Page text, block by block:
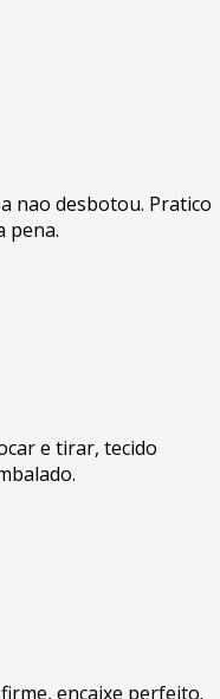
nao desbotou. Pratico
pena.
e tirar, tecido
encaixe perfeito.